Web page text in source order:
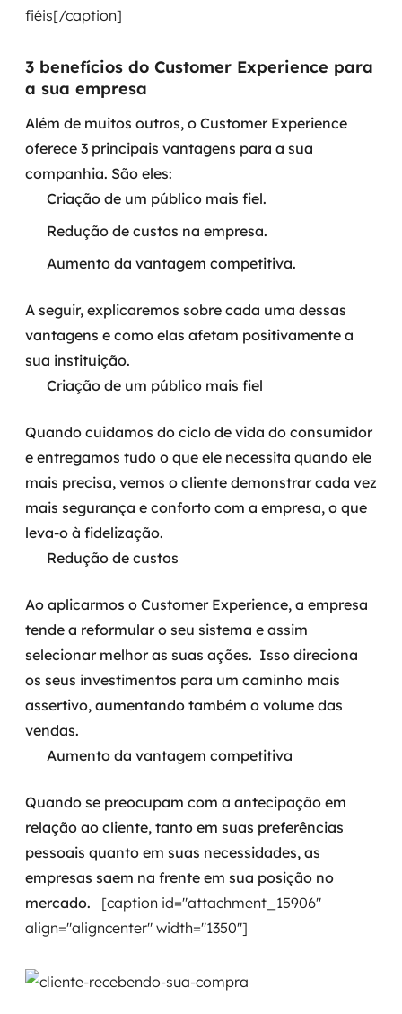
fiéis[/caption]
3 benefícios do Customer Experience para
a sua empresa
Além de muitos outros, o Customer Experience
oferece 3 principais vantagens para a sua
companhia. São eles:
Criação de um público mais fiel.
Redução de custos na empresa.
Aumento da vantagem competitiva.
A seguir, explicaremos sobre cada uma dessas
vantagens e como elas afetam positivamente a
sua instituição.
Criação de um público mais fiel
Quando cuidamos do ciclo de vida do consumidor
e entregamos tudo o que ele necessita quando ele
mais precisa, vemos o cliente demonstrar cada vez
mais segurança e conforto com a empresa, o que
leva-o à fidelização.
Redução de custos
Ao aplicarmos o Customer Experience, a empresa
tende a reformular o seu sistema e assim
selecionar melhor as suas ações. Isso direciona
os seus investimentos para um caminho mais
assertivo, aumentando também o volume das
vendas.
Aumento da vantagem competitiva
Quando se preocupam com a antecipação em
relação ao cliente, tanto em suas preferências
pessoais quanto em suas necessidades, as
empresas saem na frente em sua posição no
mercado. [caption id="attachment_15906"
align="aligncenter" width="1350"]